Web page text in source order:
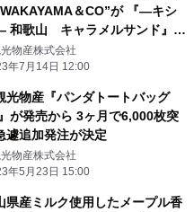
＆CO”が 『―キシ
和歌山 キャラメルサンド』を
物産株式会社
年7月14日 12:00
光物産『パンダトートバッグ
が発売から 3ヶ月で6,000枚突
遽追加発注が決定
物産株式会社
年5月23日 15:00
県産ミルク使用したメープル香